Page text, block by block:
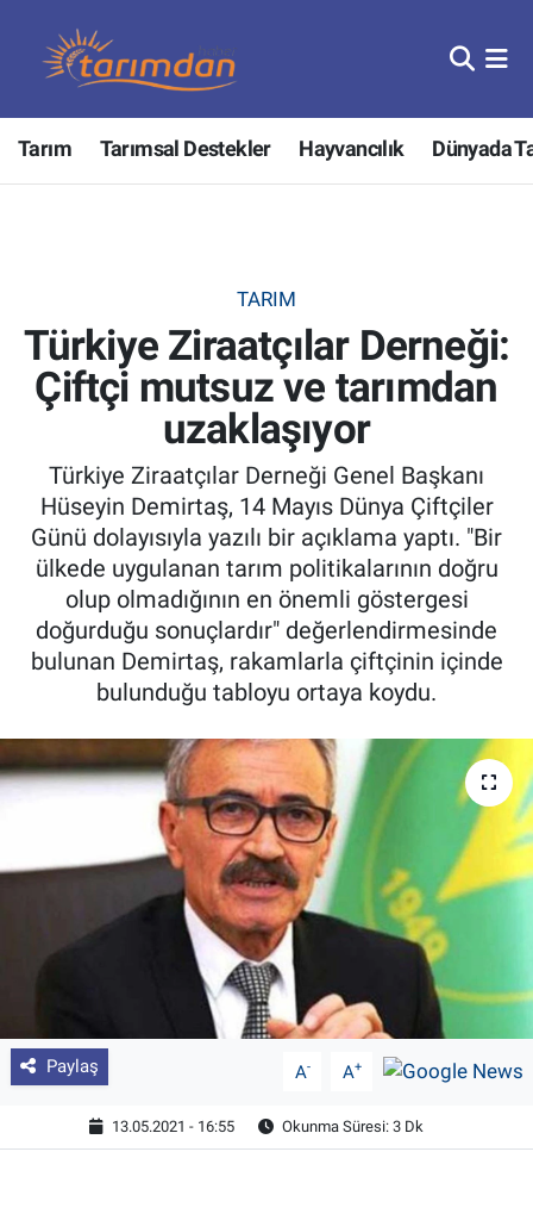
Tarım Tarımsal Destekler Hayvancılık Dünyada
TARIM
Türkiye Ziraatçılar Derneği:
Çiftçi mutsuz ve tarımdan
uzaklaşıyor
Türkiye Ziraatçılar Derneği Genel Başkanı
Hüseyin Demirtaş, 14 Mayıs Dünya Çiftçiler
Günü dolayısıyla yazılı bir açıklama yaptı. "Bir
ülkede uygulanan tarım politikalarının doğru
olup olmadığının en önemli göstergesi
doğurduğu sonuçlardır" değerlendirmesinde
bulunan Demirtaş, rakamlarla çiftçinin içinde
bulunduğu tabloyu ortaya koydu.
Paylaş A- A+
13.05.2021 - 16:55 Okunma Süresi: 3 Dk
Tarım
Hayvancılık
Tarımsal Destekler
Tarım Bakanlığı
Tarım Kredi Kooperatifleri
Pankobirlik
Et fiyatları
Tarım Bilgisi
Yetiştirici Soruyor
Dünyada Tarım
Üretici Birlikleri
Şeker ve Şekerli Mamüller
Tahıllar ve Baklagiller
Tohum
Nöbetçi Eczaneler
Hava Durumu
Tüm Manşetler
Son Dakika Haberleri